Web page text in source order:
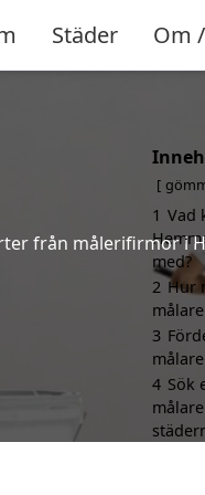
Städer Om
från målerifirmor i
1 Vad
med?
2 Hur
3
4 Sök